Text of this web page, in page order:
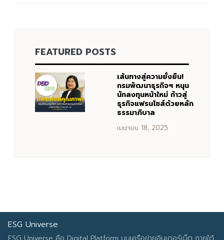
Search
FEATURED POSTS
เส้นทางสู่ความยั่งยืน!
กรมพัฒนาธุรกิจฯ หนุน
นักลงทุนหน้าใหม่ ก้าวสู่
ธุรกิจแฟรนไชส์ด้วยหลัก
ธรรมาภิบาล
เมษายน 18, 2025
ESG Universe